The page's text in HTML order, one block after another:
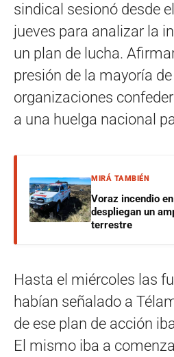
sindical sesionó desde
jueves para analizar la
un plan de lucha.
presión de la mayoría
organizaciones
a una huelga nacional
MIRÁ TAMBIÉN
Voraz incendio
despliegan un
terrestre
Hasta el miércoles las
habían señalado a
de ese plan de acción
El mismo iba a